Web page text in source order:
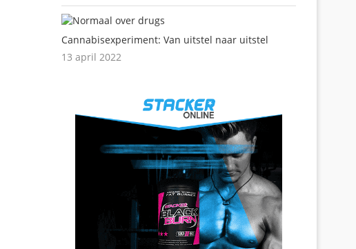
Cannabisexperiment: Van uitstel naar uitstel
13 april 2022